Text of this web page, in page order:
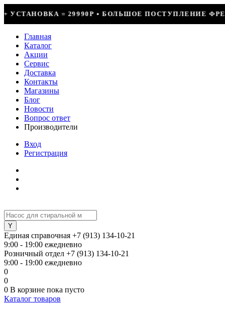
• БОЛЬШОЕ ПОСТУПЛЕНИЕ ФРЕОНА • СКИДКИ ДО
Главная
Каталог
Акции
Сервис
Доставка
Контакты
Магазины
Блог
Новости
Вопрос ответ
Производители
Вход
Регистрация
Единая справочная +7 (913) 134-10-21
9:00 - 19:00 ежедневно
Розничный отдел +7 (913) 134-10-21
9:00 - 19:00 ежедневно
0
0
0 В корзине пока пусто
Каталог товаров